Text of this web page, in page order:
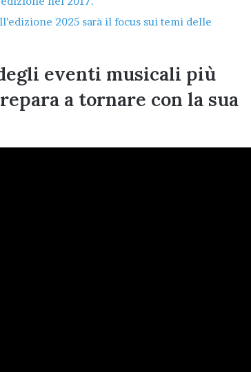
2025 sarà il focus sui temi delle
eventi musicali più
a tornare con la sua